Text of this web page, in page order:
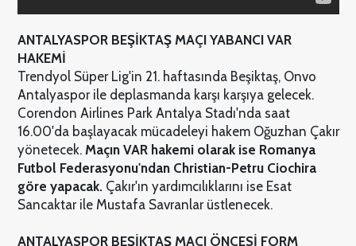
ANTALYASPOR BEŞİKTAŞ MAÇI YABANCI VAR
HAKEMİ
Trendyol Süper Lig'in 21. haftasında Beşiktaş, Onvo
Antalyaspor ile deplasmanda karşı karşıya gelecek.
Corendon Airlines Park Antalya Stadı'nda saat
16.00'da başlayacak mücadeleyi hakem Oğuzhan Çakır
yönetecek. Maçın VAR hakemi olarak ise Romanya
Futbol Federasyonu'ndan Christian-Petru Ciochira
göre yapacak. Çakır'ın yardımcılıklarını ise Esat
Sancaktar ile Mustafa Savranlar üstlenecek.
ANTALYASPOR BEŞİKTAŞ MAÇI ÖNCESİ FORM